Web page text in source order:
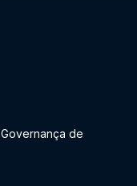
Governança de